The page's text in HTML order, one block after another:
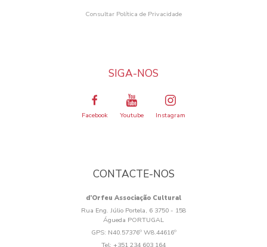
Consultar Política de Privacidade
SIGA-NOS
Facebook Youtube Instagram
CONTACTE-NOS
d’Orfeu Associação Cultural
Rua Eng. Júlio Portela, 6 3750 - 158
Águeda PORTUGAL
GPS: N40.57376º W8.44616º
Tel: +351 234 603 164